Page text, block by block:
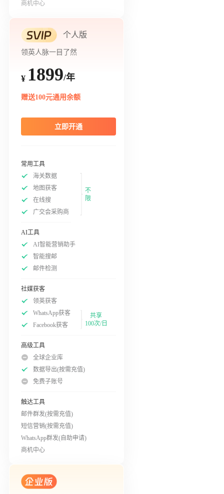
商机中心
个人版
领英人脉一目了然
¥ 1899/年
赠送100元通用余额
立即开通
常用工具
海关数据
地图获客
在线搜
广交会采购商
不
限
AI工具
AI智能营销助手
智能搜邮
邮件检测
社媒获客
领英获客
WhatsApp获客
Facebook获客
共享
100次/日
高级工具
全球企业库
数据导出(按需充值)
免费子账号
触达工具
邮件群发(按需充值)
短信营销(按需充值)
WhatsApp群发(自助申请)
商机中心